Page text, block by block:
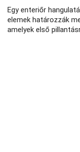
Egy enteriőr
elemek határozzák
amelyek első